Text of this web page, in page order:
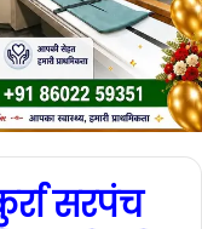
सरपंच